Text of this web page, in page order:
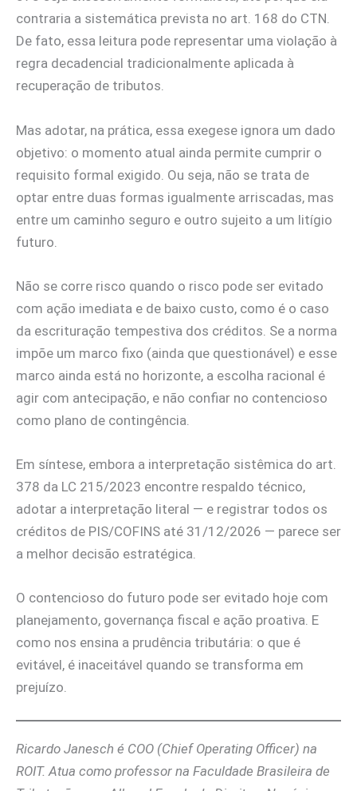
contraria a sistemática prevista no art. 168 do CTN.
De fato, essa leitura pode representar uma violação à
regra decadencial tradicionalmente aplicada à
recuperação de tributos.
Mas adotar, na prática, essa exegese ignora um dado
objetivo: o momento atual ainda permite cumprir o
requisito formal exigido. Ou seja, não se trata de
optar entre duas formas igualmente arriscadas, mas
entre um caminho seguro e outro sujeito a um litígio
futuro.
Não se corre risco quando o risco pode ser evitado
com ação imediata e de baixo custo, como é o caso
da escrituração tempestiva dos créditos. Se a norma
impõe um marco fixo (ainda que questionável) e esse
marco ainda está no horizonte, a escolha racional é
agir com antecipação, e não confiar no contencioso
como plano de contingência.
Em síntese, embora a interpretação sistêmica do art.
378 da LC 215/2023 encontre respaldo técnico,
adotar a interpretação literal — e registrar todos os
créditos de PIS/COFINS até 31/12/2026 — parece ser
a melhor decisão estratégica.
O contencioso do futuro pode ser evitado hoje com
planejamento, governança fiscal e ação proativa. E
como nos ensina a prudência tributária: o que é
evitável, é inaceitável quando se transforma em
prejuízo.
Ricardo Janesch é COO (Chief Operating Officer) na
ROIT. Atua como professor na Faculdade Brasileira de